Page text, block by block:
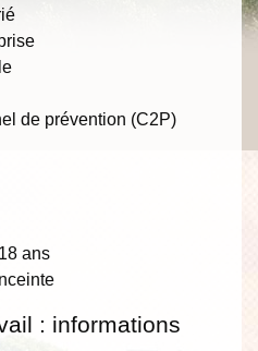
de prévention (C2P)
ans
: informations